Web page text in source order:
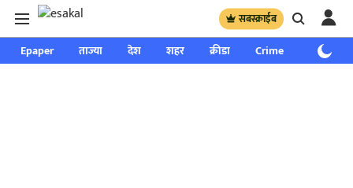
सबस्क्राईब
Epaper ताज्या देश शहर क्रीडा Crime साप्ताहिक